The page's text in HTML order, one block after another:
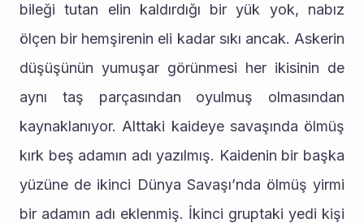
bileği tutan elin kaldırdığı bir yük yok, nabız
ölçen bir hemşirenin eli kadar sıkı ancak. Askerin
düşüşünün yumuşar görünmesi her ikisinin de
aynı taş parçasından oyulmuş olmasından
kaynaklanıyor. Alttaki kaideye savaşında ölmüş
kırk beş adamın adı yazılmış. Kaidenin bir başka
yüzüne de ikinci Dünya Savaşı’nda ölmüş yirmi
bir adamın adı eklenmiş. İkinci gruptaki yedi kişi